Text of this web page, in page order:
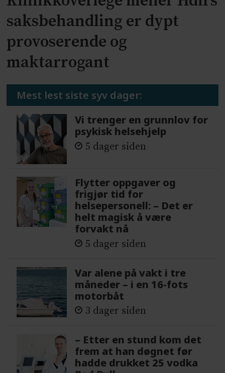
saksbehandling er dypt
provoserende og
maktarrogant
Mest lest siste syv dager:
Vi trenger en grunnlov for
psykisk helsehjelp
5 dager siden
Flytter oppgaver og
frigjør tid for
helsepersonell: – Det er
helt magisk å være
forvakt nå
5 dager siden
Var alene på vakt i tre
måneder – i en 16-fots
motorbåt
3 dager siden
– Etter en stund kom det
frem at han døgnet før
hadde drukket 25 vodka